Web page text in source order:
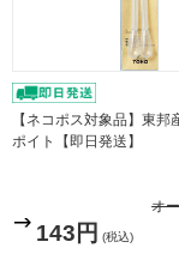
【ネコポス対象品】東邦
ポイト【即日発送】
オ
143円 (税込)